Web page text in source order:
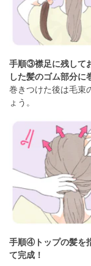
手順③襟足に残して
した髪のゴム部分に
巻きつけた後は毛束
ょう。
手順④トップの髪を
て完成！